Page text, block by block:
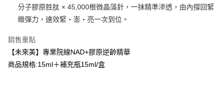
ATM／網路銀行／等多元方式進行付款，方視為交易完成。
購買商品的店家。未經商家同意取消之訂單仍視為有效，需透過AFTEE先享
※ 交易是否成功請以「AFTEE先享後付 」之結帳頁面顯示為準，若有關於
是否繳費成功／繳費後需取消欲退款等相關疑問，請聯繫「AFTEE先享後付
客戶支援中心」 https://netprotections.freshdesk.com/support/home
萊爾富取貨付款
每筆NT$100，滿NT$600(含以上)免運費
付款後萊爾富取貨
每筆NT$100，滿NT$600(含以上)免運費
分子膠原胜肽 × 45,000根微晶藻針，一抹精準滲透，由內撐回緊
緻彈力，速效緊・澎・亮一次到位。
銷售重點
【未來美】專業院線NAD+膠原逆齡精華
商品規格:15ml＋補充瓶15ml/盒